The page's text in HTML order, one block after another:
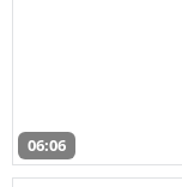
06:06